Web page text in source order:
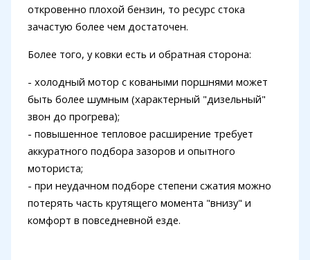
откровенно плохой бензин, то ресурс стока
зачастую более чем достаточен.
Более того, у ковки есть и обратная сторона:
- холодный мотор с коваными поршнями может
быть более шумным (характерный "дизельный"
звон до прогрева);
- повышенное тепловое расширение требует
аккуратного подбора зазоров и опытного
моториста;
- при неудачном подборе степени сжатия можно
потерять часть крутящего момента "внизу" и
комфорт в повседневной езде.